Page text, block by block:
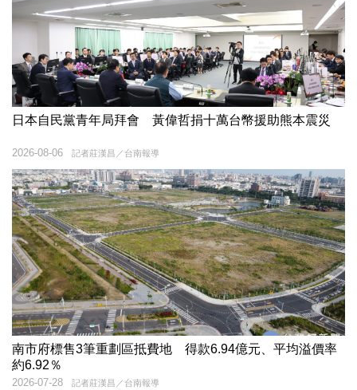
日本自民黨青年局拜會 黃偉哲捐十萬台幣援助熊本震災
記者莊漢昌／台南報導
2026-08-06
南市府標售3筆重劃區抵費地 得款6.94億元、平均溢價率
約6.92％
記者莊漢昌／台南報導
2026-07-28